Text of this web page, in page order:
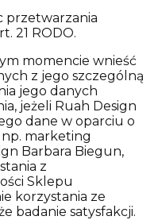
przetwarzania
21 RODO.
momencie wnieść
z jego szczególną
jego danych
jeżeli Ruah Design
dane w oparciu o
marketing
Barbara Biegun,
z
Sklepu
korzystania ze
badanie satysfakcji.